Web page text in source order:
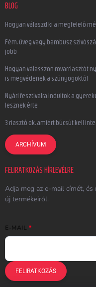
BLOG
Hogyan válaszd ki a megfelelő
Fém, üveg vagy bambusz
jobb
Hogyan válasszon rovarriasztót
is megvédenek a szúnyogoktól
Nyári fesztiválra indultok a
lesznek érte
3 riasztó ok, amiért búcsút kell
ARCHÍVUM
FELIRATKOZÁS HÍRLEVÉLRE
Adja meg az e-mail címét,
új termékeiről.
E-MAIL
FELIRATKOZÁS